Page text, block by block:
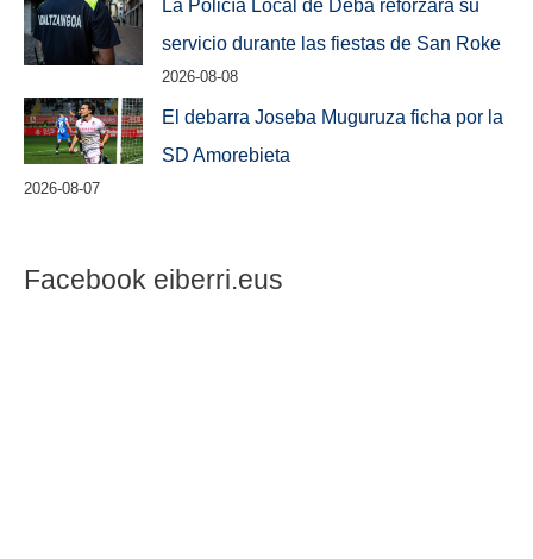
La Policía Local de Deba reforzará su
servicio durante las fiestas de San Roke
2026-08-08
El debarra Joseba Muguruza ficha por la
SD Amorebieta
2026-08-07
Facebook eiberri.eus